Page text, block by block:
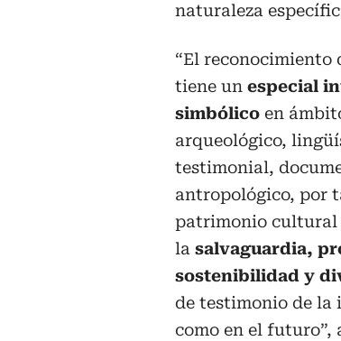
naturaleza
“El
tiene un especial
simbólico en
arqueológico,
testimonial,
antropológico, por
patrimonio cultural
la salvaguardia,
sostenibilidad y
de testimonio de
como en el futuro”,